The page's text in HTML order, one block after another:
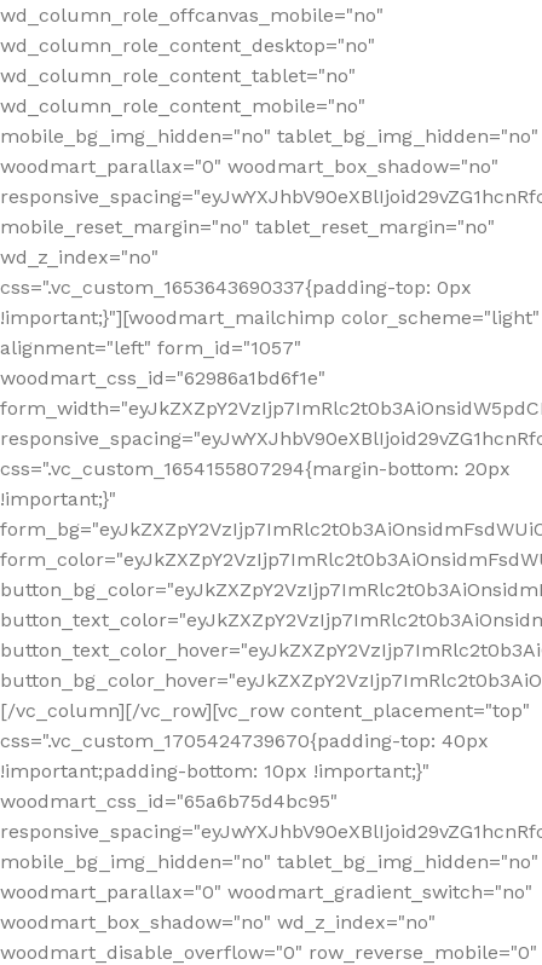
wd_column_role_offcanvas_mobile="no"
wd_column_role_content_desktop="no"
wd_column_role_content_tablet="no"
wd_column_role_content_mobile="no"
mobile_bg_img_hidden="no" tablet_bg_img_hidden="no"
woodmart_parallax="0" woodmart_box_shadow="no"
mobile_reset_margin="no" tablet_reset_margin="no"
wd_z_index="no"
css=".vc_custom_1653643690337{padding-top: 0px
!important;}"][woodmart_mailchimp color_scheme="light"
alignment="left" form_id="1057"
woodmart_css_id="62986a1bd6f1e"
css=".vc_custom_1654155807294{margin-bottom: 20px
!important;}"
[/vc_column][/vc_row][vc_row content_placement="top"
css=".vc_custom_1705424739670{padding-top: 40px
!important;padding-bottom: 10px !important;}"
woodmart_css_id="65a6b75d4bc95"
mobile_bg_img_hidden="no" tablet_bg_img_hidden="no"
woodmart_parallax="0" woodmart_gradient_switch="no"
woodmart_box_shadow="no" wd_z_index="no"
woodmart_disable_overflow="0" row_reverse_mobile="0"